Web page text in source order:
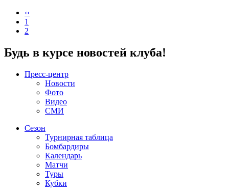
‹‹
1
2
Будь в курсе новостей клуба!
Пресс-центр
Новости
Фото
Видео
СМИ
Сезон
Турнирная таблица
Бомбардиры
Календарь
Матчи
Туры
Кубки